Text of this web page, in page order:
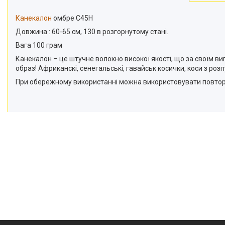
Канекалон омбре C45Н
Довжина : 60-65 см, 130 в розгорнутому стані.
Вага 100 грам
Канекалон – це штучне волокно високої якості, що за
образ! Африканскі, сенегальські, гавайськ косички, коси з
При обережному використанні можна використовувати